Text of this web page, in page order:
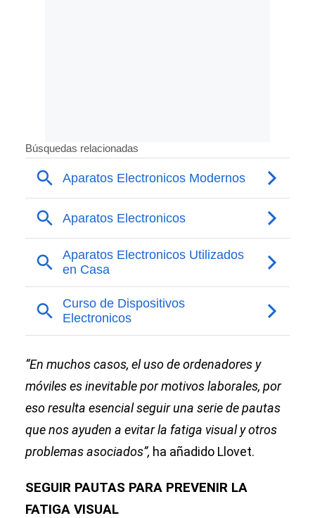
“En muchos casos, el uso de ordenadores y
móviles es inevitable por motivos laborales, por
eso resulta esencial seguir una serie de pautas
que nos ayuden a evitar la fatiga visual y otros
problemas asociados”, ha añadido Llovet.
SEGUIR PAUTAS PARA PREVENIR LA
FATIGA VISUAL